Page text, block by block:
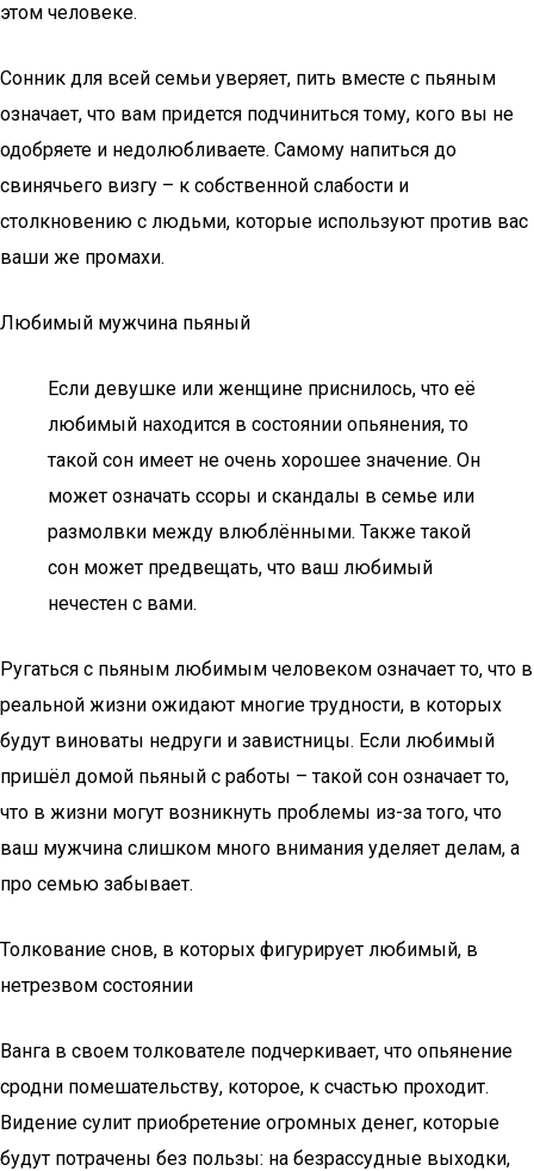
этом человеке.
Сонник для всей семьи уверяет, пить вместе с пьяным
означает, что вам придется подчиниться тому, кого вы не
одобряете и недолюбливаете. Самому напиться до
свинячьего визгу – к собственной слабости и
столкновению с людьми, которые используют против вас
ваши же промахи.
Любимый мужчина пьяный
Если девушке или женщине приснилось, что её
любимый находится в состоянии опьянения, то
такой сон имеет не очень хорошее значение. Он
может означать ссоры и скандалы в семье или
размолвки между влюблёнными. Также такой
сон может предвещать, что ваш любимый
нечестен с вами.
Ругаться с пьяным любимым человеком означает то, что в
реальной жизни ожидают многие трудности, в которых
будут виноваты недруги и завистницы. Если любимый
пришёл домой пьяный с работы – такой сон означает то,
что в жизни могут возникнуть проблемы из-за того, что
ваш мужчина слишком много внимания уделяет делам, а
про семью забывает.
Толкование снов, в которых фигурирует любимый, в
нетрезвом состоянии
Ванга в своем толкователе подчеркивает, что опьянение
сродни помешательству, которое, к счастью проходит.
Видение сулит приобретение огромных денег, которые
будут потрачены без пользы: на безрассудные выходки,